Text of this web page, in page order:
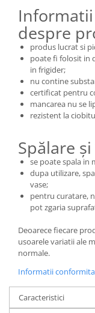
despre
produs lucrat si
poate fi folosit in
in frigider;
nu contine
certificat pentru
mancarea nu se
rezistent la
Spălare
se poate spala in
dupa utilizare,
vase;
pentru curatare,
pot zgaria
Deoarece fiecare
usoarele variatii ale
normale.
Informatii
Caracteristici